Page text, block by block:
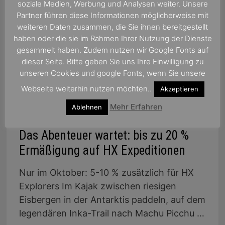
Das Abenteuer wartet: bis zu 20 %
Ermäßigung auf HX Expeditionen
Nur im Oktober: 5-10 % zusätzlich für HX
Explorers Im Kajak zwischen riesigen
Eisbergen in der Antarktis paddeln, auf dem
legendären Inka-Trail nach Machu Picchu …
soziale Medien, Werbung und Analysen weiter. Unsere
Partner führen diese Informationen möglicherweise mit
weiteren Daten zusammen, die Sie ihnen bereitgestellt
haben oder die sie im Rahmen Ihrer Nutzung der Dienste
gesammelt haben. Zudem nutzen wir Google Fonts auf
dieser Seite. Bitte geben Sie uns Ihre Einwilligung zu
unseren Cookies und google Fonts, wenn Sie unsere
Webseite weiterhin nutzen möchten..
Akzeptieren
Ablehnen Mehr Erfahren